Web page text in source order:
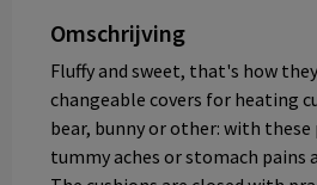
Omschrijving
Fluffy and sweet, that's how
changeable covers for heating
bear, bunny or other: with
tummy aches or stomach pains